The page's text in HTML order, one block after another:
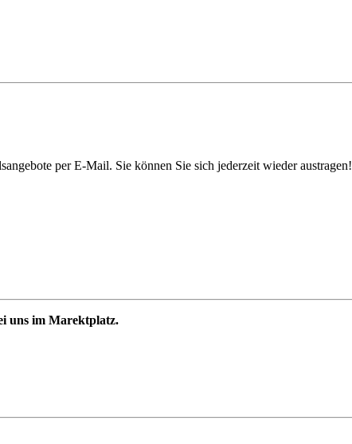
per E-Mail. Sie können Sie sich jederzeit wieder austragen!
uns im Marektplatz.